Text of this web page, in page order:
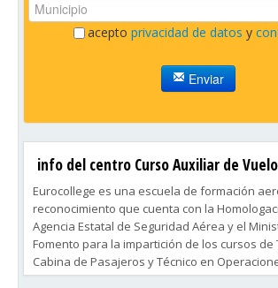
acepto privacidad de datos y
Enviar
info del centro Curso Auxiliar de Vuelo
Eurocollege es una escuela de formación
reconocimiento que cuenta con la
Agencia Estatal de Seguridad Aérea y el
Fomento para la impartición de los cursos de
Cabina de Pasajeros y Técnico en
Aeroportuarias. Sus años de experiencia y